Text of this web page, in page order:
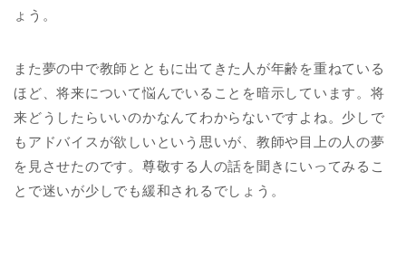
ょう。
また夢の中で教師とともに出てきた人が年齢を重ねている
ほど、将来について悩んでいることを暗示しています。将
来どうしたらいいのかなんてわからないですよね。少しで
もアドバイスが欲しいという思いが、教師や目上の人の夢
を見させたのです。尊敬する人の話を聞きにいってみるこ
とで迷いが少しでも緩和されるでしょう。